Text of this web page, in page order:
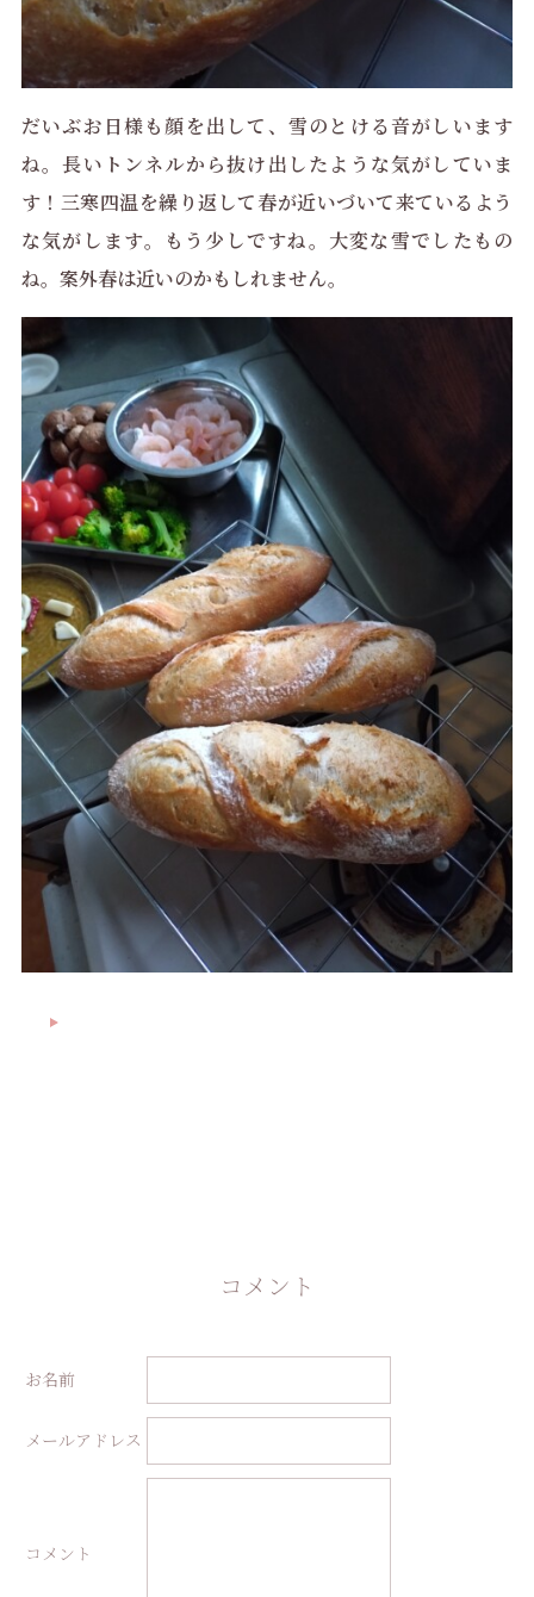
だいぶお日様も顔を出して、雪のとける音がしいます
ね。長いトンネルから抜け出したような気がしていま
す！三寒四温を繰り返して春が近いづいて来ているよう
な気がします。もう少しですね。大変な雪でしたもの
ね。案外春は近いのかもしれません。
コメント
お名前
メールアドレス
コメント